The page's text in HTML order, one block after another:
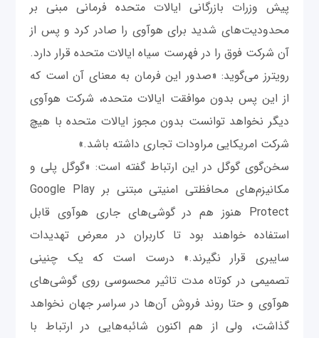
پیش وزرات بازرگانی ایالات متحده فرمانی مبنی بر
محدودیت‌های شدید برای هوآوی را صادر کرد و پس از
آن شرکت فوق را در فهرست سیاه ایالات متحده قرار دارد.
رویترز می‌گوید: «صدور این فرمان به معنای آن است که
از این پس بدون موافقت ایالات متحده، شرکت هوآوی
دیگر نخواهد توانست بدون مجوز ایالات متحده با هیچ
شرکت امریکایی مراودات تجاری داشته باشد.»
سخن‌گوی گوگل در این ارتباط گفته است: «گوگل پلی و
مکانیزم‌های محافظتی امنیتی مبتنی بر Google Play
Protect هنوز هم در گوشی‌های جاری هوآوی قابل
استفاده خواهند بود تا کاربران در معرض تهدیدات
سایبری قرار نگیرند.» درست است که یک چنینی
تصمیمی در کوتاه مدت تاثیر محسوسی روی گوشی‌های
هوآوی و حتا روند فروش آن‌ها در سراسر جهان نخواهد
گذاشت، ولی از هم اکنون شائبه‌هایی در ارتباط با